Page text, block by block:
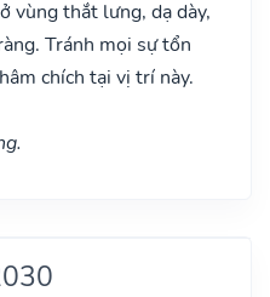
vùng thắt lưng, dạ dày,
Tránh mọi sự tổn
chích tại vị trí này.